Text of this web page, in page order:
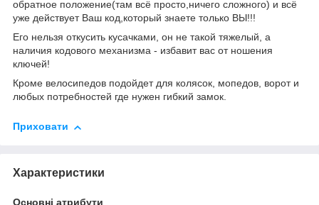
обратное положение(там всё просто,ничего сложного) и всё
уже действует Ваш код,который знаете только ВЫ!!!
Его нельзя откусить кусачками, он не такой тяжелый, а
наличия кодового механизма - избавит вас от ношения
ключей!
Кроме велосипедов подойдет для колясок, мопедов, ворот и
любых потребностей где нужен гибкий замок.
Приховати
Характеристики
Основні атрибути